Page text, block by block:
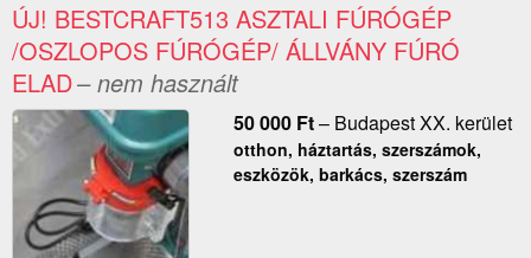
ÚJ! BESTCRAFT513 ASZTALI FÚRÓGÉP
/OSZLOPOS FÚRÓGÉP/ ÁLLVÁNY FÚRÓ
ELAD– nem használt
50 000 Ft– Budapest XX. kerület
otthon, háztartás, szerszámok,
eszközök, barkács, szerszám